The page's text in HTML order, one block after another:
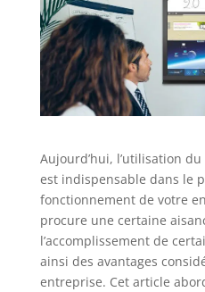
Aujourd’hui, l’utilisation
est indispensable dans le
fonctionnement de votre
procure une certaine
l’accomplissement de
ainsi des avantages
entreprise. Cet article